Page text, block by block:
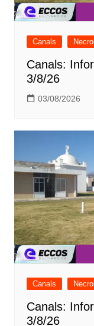
Canals
Canals:
3/8/26
03/08/2026
Canals
Canals:
3/8/26